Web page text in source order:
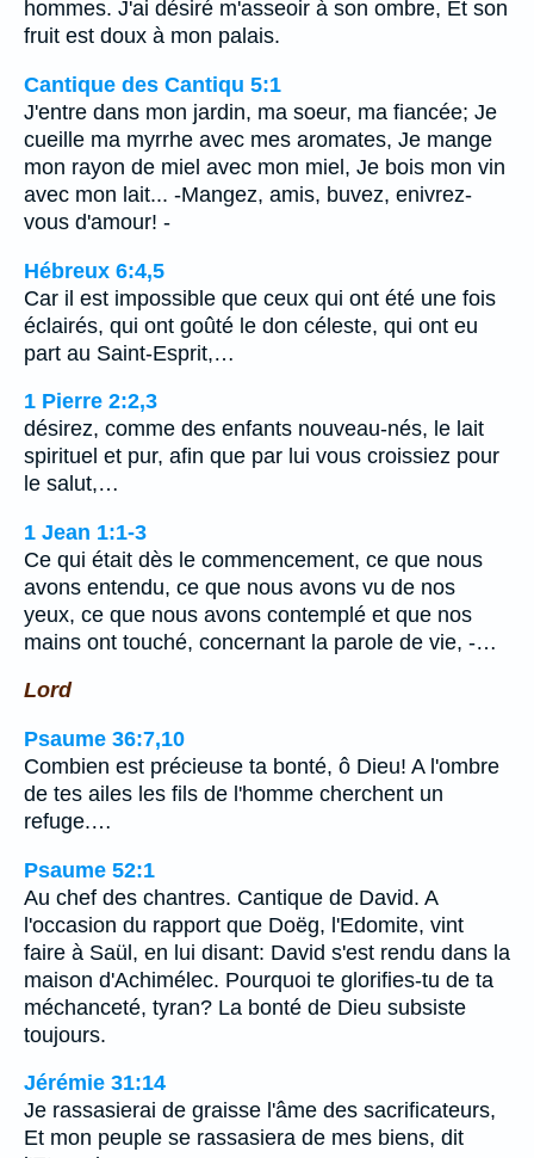
hommes. J'ai désiré m'asseoir à son ombre, Et son
fruit est doux à mon palais.
Cantique des Cantiqu 5:1
J'entre dans mon jardin, ma soeur, ma fiancée; Je
cueille ma myrrhe avec mes aromates, Je mange
mon rayon de miel avec mon miel, Je bois mon vin
avec mon lait... -Mangez, amis, buvez, enivrez-
vous d'amour! -
Hébreux 6:4,5
Car il est impossible que ceux qui ont été une fois
éclairés, qui ont goûté le don céleste, qui ont eu
part au Saint-Esprit,…
1 Pierre 2:2,3
désirez, comme des enfants nouveau-nés, le lait
spirituel et pur, afin que par lui vous croissiez pour
le salut,…
1 Jean 1:1-3
Ce qui était dès le commencement, ce que nous
avons entendu, ce que nous avons vu de nos
yeux, ce que nous avons contemplé et que nos
mains ont touché, concernant la parole de vie, -…
Lord
Psaume 36:7,10
Combien est précieuse ta bonté, ô Dieu! A l'ombre
de tes ailes les fils de l'homme cherchent un
refuge.…
Psaume 52:1
Au chef des chantres. Cantique de David. A
l'occasion du rapport que Doëg, l'Edomite, vint
faire à Saül, en lui disant: David s'est rendu dans la
maison d'Achimélec. Pourquoi te glorifies-tu de ta
méchanceté, tyran? La bonté de Dieu subsiste
toujours.
Jérémie 31:14
Je rassasierai de graisse l'âme des sacrificateurs,
Et mon peuple se rassasiera de mes biens, dit